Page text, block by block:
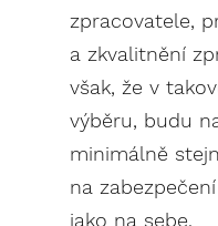
zpracovatele,
a zkvalitnění
však, že v
výběru, budu
minimálně
na
jako na sebe.